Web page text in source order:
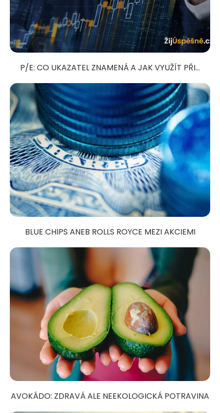
P/E: CO UKAZATEL ZNAMENÁ A JAK VYUŽÍT PŘI...
BLUE CHIPS ANEB ROLLS ROYCE MEZI AKCIEMI
AVOKÁDO: ZDRAVÁ ALE NEEKOLOGICKÁ POTRAVINA